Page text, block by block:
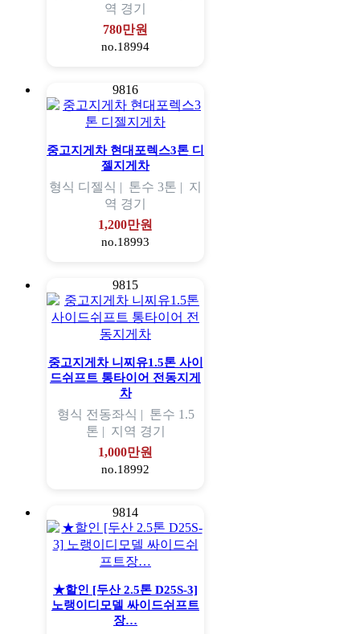
역 경기
780만원
no.18994
9816
중고지게차 현대포렉스3톤 디
젤지게차
형식 디젤식 | 톤수 3톤 | 지
역 경기
1,200만원
no.18993
9815
중고지게차 니찌유1.5톤 사이
드쉬프트 통타이어 전동지게
차
형식 전동좌식 | 톤수 1.5
톤 | 지역 경기
1,000만원
no.18992
9814
★할인 [두산 2.5톤 D25S-3]
노랭이디모델 싸이드쉬프트
장…